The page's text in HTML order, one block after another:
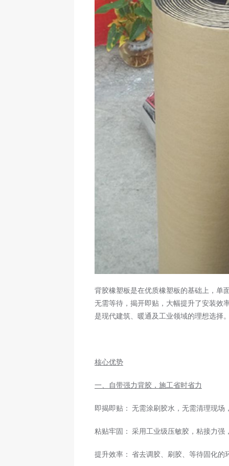
背胶橡塑板是在优质橡塑板的基础上，单
无需等待，揭开即贴，大幅提升了安装效
是现代建筑、暖通及工业领域的理想选择
核心优势
一、自带强力背胶，施工省时省力
即揭即贴： 无需涂刷胶水，无需清理现
粘贴牢固： 采用工业级压敏胶，粘接力
提升效率： 省去调胶、刷胶、等待固化